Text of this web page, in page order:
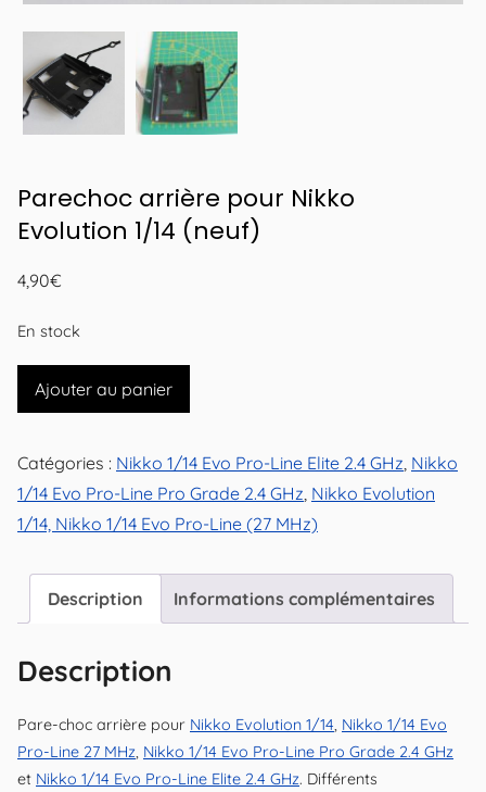
Parechoc arrière pour Nikko
Evolution 1/14 (neuf)
4,90€
En stock
quantité
de
arrière
pour
Nikko
(neuf)
Ajouter au panier
Catégories : Nikko 1/14 Evo Pro-Line Elite 2.4 GHz Nikko
1/14 Evo Pro-Line Pro Grade 2.4 GHz Nikko Evolution
1/14, Nikko 1/14 Evo Pro-Line (27 MHz)
Description Informations complémentaires
Description
Pare-choc arrière pour Nikko Evolution 1/14, Nikko 1/14 Evo
Pro-Line 27 MHz, Nikko 1/14 Evo Pro-Line Pro Grade 2.4 GHz
et Nikko 1/14 Evo Pro-Line Elite 2.4 GHz. Différents